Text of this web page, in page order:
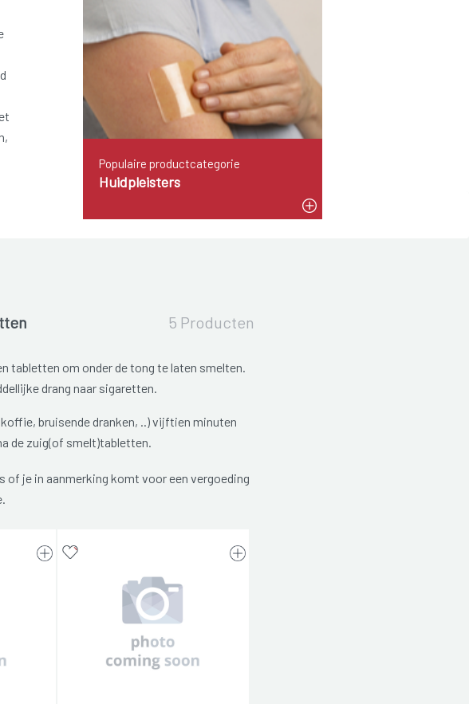
Populaire productcategorie
Huidpleisters
5 Producten
tabletten om onder de tong te laten smelten.
drang naar sigaretten.
bruisende dranken, ..) vijftien minuten
de zuig(of smelt)tabletten.
of je in aanmerking komt voor een vergoeding